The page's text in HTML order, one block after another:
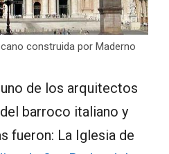
construida por Maderno
de los arquitectos
barroco italiano y
fueron: La Iglesia de